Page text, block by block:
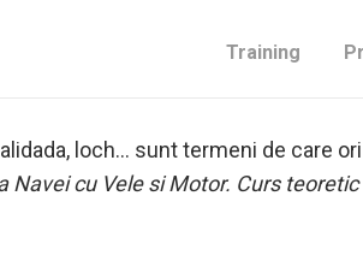
Training
babord, pupa, etambou, prova,
loch… sunt termeni de care
Navei cu Vele si Motor. Curs